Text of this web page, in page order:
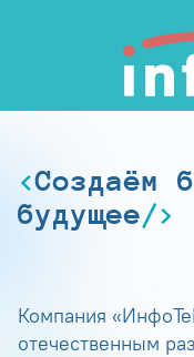
Создаём
будущее
Компания
отечественным